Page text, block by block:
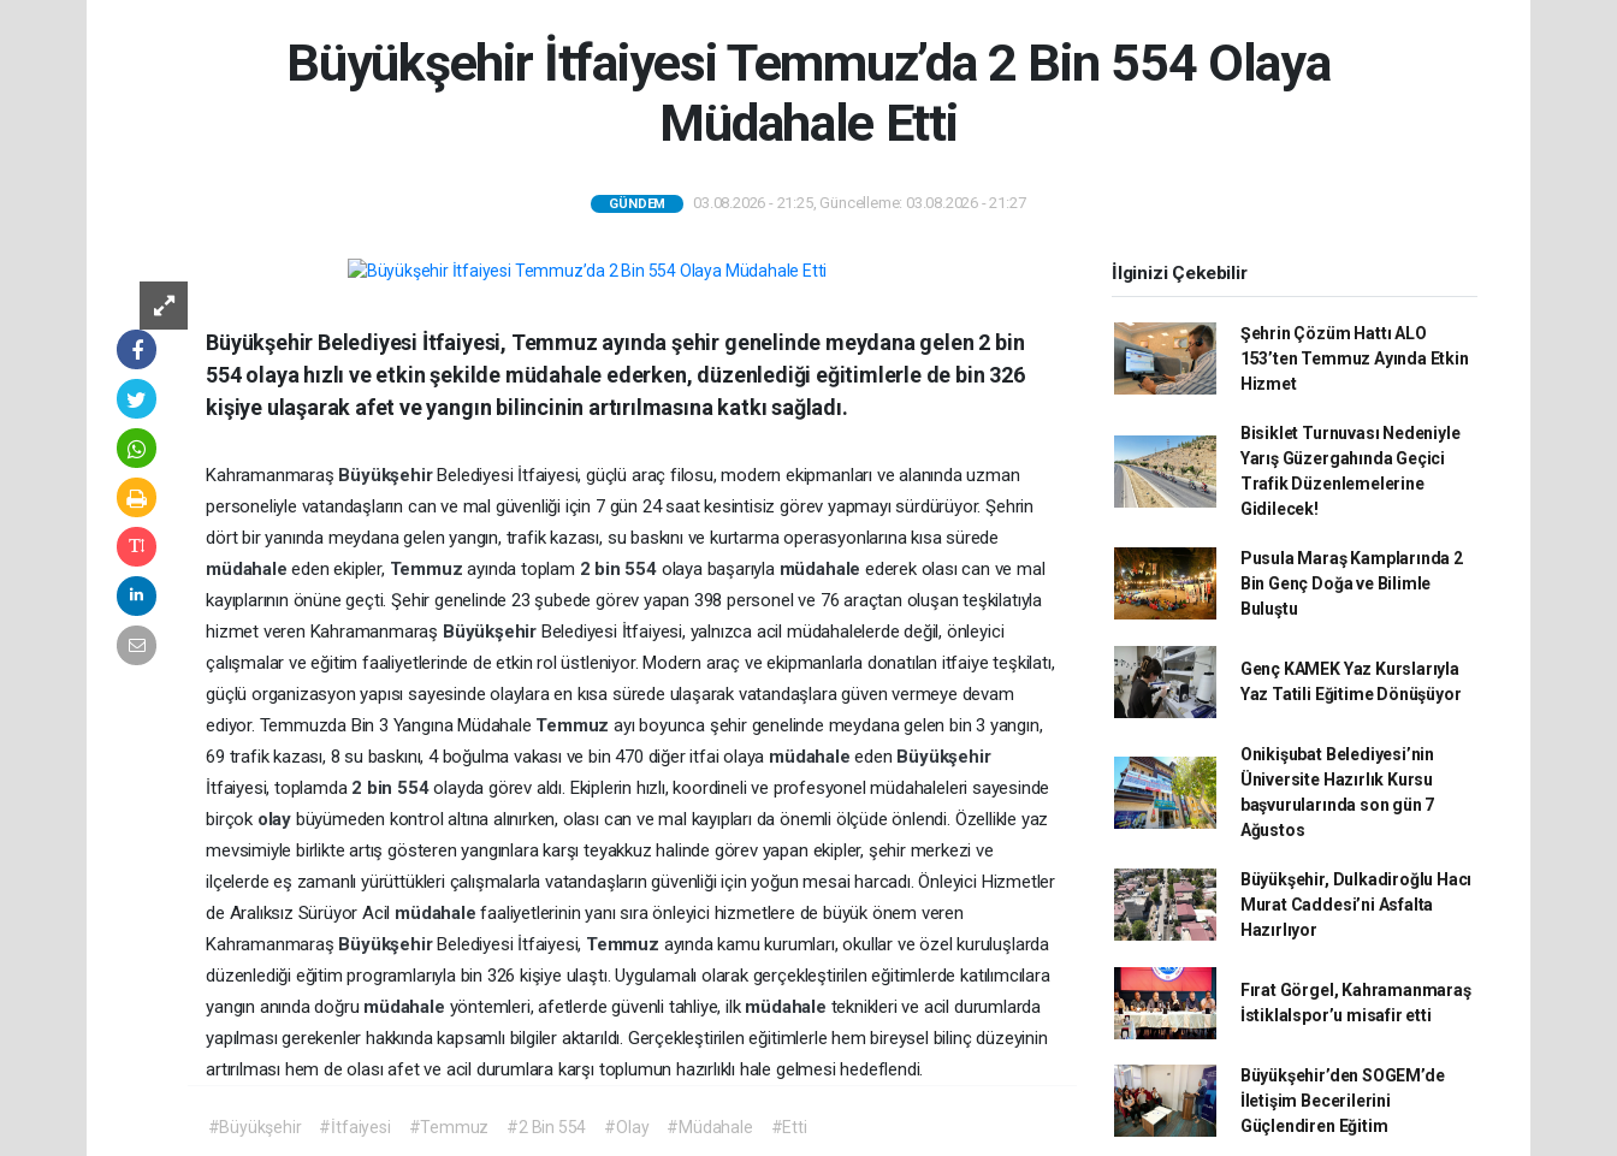
Büyükşehir İtfaiyesi Temmuz’da 2 Bin 554 Olaya
Müdahale Etti
GÜNDEM 03.08.2026 - 21:25, Güncelleme: 03.08.2026 - 21:27
Büyükşehir Belediyesi İtfaiyesi, Temmuz ayında şehir genelinde meydana gelen 2 bin
554 olaya hızlı ve etkin şekilde müdahale ederken, düzenlediği eğitimlerle de bin 326
kişiye ulaşarak afet ve yangın bilincinin artırılmasına katkı sağladı.
Kahramanmaraş BüyükşehirBelediyesi İtfaiyesi, güçlü araç filosu, modern ekipmanları ve alanında uzman
personeliyle vatandaşların can ve mal güvenliği için 7 gün 24 saat kesintisiz görev yapmayı sürdürüyor. Şehrin
dört bir yanında meydana gelen yangın, trafik kazası, su baskını ve kurtarma operasyonlarına kısa sürede
müdahaleeden ekipler, Temmuzayında toplam 2 bin 554 olaya başarıyla müdahale ederek olası can ve mal
kayıplarının önüne geçti. Şehir genelinde 23 şubede görev yapan 398 personel ve 76 araçtan oluşan teşkilatıyla
hizmet veren Kahramanmaraş Büyükşehir Belediyesi İtfaiyesi, yalnızca acil müdahalelerde değil, önleyici
çalışmalar ve eğitim faaliyetlerinde de etkin rol üstleniyor. Modern araç ve ekipmanlarla donatılan itfaiye teşkilatı,
güçlü organizasyon yapısı sayesinde olaylara en kısa sürede ulaşarak vatandaşlara güven vermeye devam
ediyor. Temmuzda Bin 3 Yangına Müdahale Temmuzayı boyunca şehir genelinde meydana gelen bin 3 yangın,
69 trafik kazası, 8 su baskını, 4 boğulma vakası ve bin 470 diğer itfai olaya müdahaleeden Büyükşehir
İtfaiyesi, toplamda 2 bin 554olayda görev aldı. Ekiplerin hızlı, koordineli ve profesyonel müdahaleleri sayesinde
birçok olay büyümeden kontrol altına alınırken, olası can ve mal kayıpları da önemli ölçüde önlendi. Özellikle yaz
mevsimiyle birlikte artış gösteren yangınlara karşı teyakkuz halinde görev yapan ekipler, şehir merkezi ve
ilçelerde eş zamanlı yürüttükleri çalışmalarla vatandaşların güvenliği için yoğun mesai harcadı. Önleyici Hizmetler
de Aralıksız Sürüyor Acil müdahalefaaliyetlerinin yanı sıra önleyici hizmetlere de büyük önem veren
Kahramanmaraş BüyükşehirBelediyesi İtfaiyesi, Temmuz ayında kamu kurumları, okullar ve özel kuruluşlarda
düzenlediği eğitim programlarıyla bin 326 kişiye ulaştı. Uygulamalı olarak gerçekleştirilen eğitimlerde katılımcılara
yangın anında doğru müdahale yöntemleri, afetlerde güvenli tahliye, ilk müdahale teknikleri ve acil durumlarda
yapılması gerekenler hakkında kapsamlı bilgiler aktarıldı. Gerçekleştirilen eğitimlerle hem bireysel bilinç düzeyinin
artırılması hem de olası afet ve acil durumlara karşı toplumun hazırlıklı hale gelmesi hedeflendi.
#Büyükşehir #İtfaiyesi #Temmuz #2 Bin 554 #Olay #Müdahale #Etti
İlginizi Çekebilir
Şehrin Çözüm Hattı ALO
153’ten Temmuz Ayında Etkin
Hizmet
Bisiklet Turnuvası Nedeniyle
Yarış Güzergahında Geçici
Trafik Düzenlemelerine
Gidilecek!
Pusula Maraş Kamplarında 2
Bin Genç Doğa ve Bilimle
Buluştu
Genç KAMEK Yaz Kurslarıyla
Yaz Tatili Eğitime Dönüşüyor
Onikişubat Belediyesi’nin
Üniversite Hazırlık Kursu
başvurularında son gün 7
Ağustos
Büyükşehir, Dulkadiroğlu Hacı
Murat Caddesi’ni Asfalta
Hazırlıyor
Fırat Görgel, Kahramanmaraş
İstiklalspor’u misafir etti
Büyükşehir’den SOGEM’de
İletişim Becerilerini
Güçlendiren Eğitim